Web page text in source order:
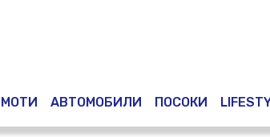
АВТОМОБИЛИ ПОСОКИ